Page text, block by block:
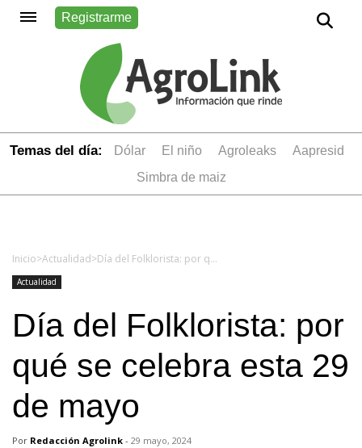
Registrarme
Temas del día: dólar el niño Agroleaks
aapresid
simbra de maiz
Inicio>Actualidad> Día del Folklorista: por qué se celebra esta 29 de mayo
Actualidad
Día del Folklorista: por
qué se celebra esta 29
de mayo
Por Redacción Agrolink - 29 mayo, 2024